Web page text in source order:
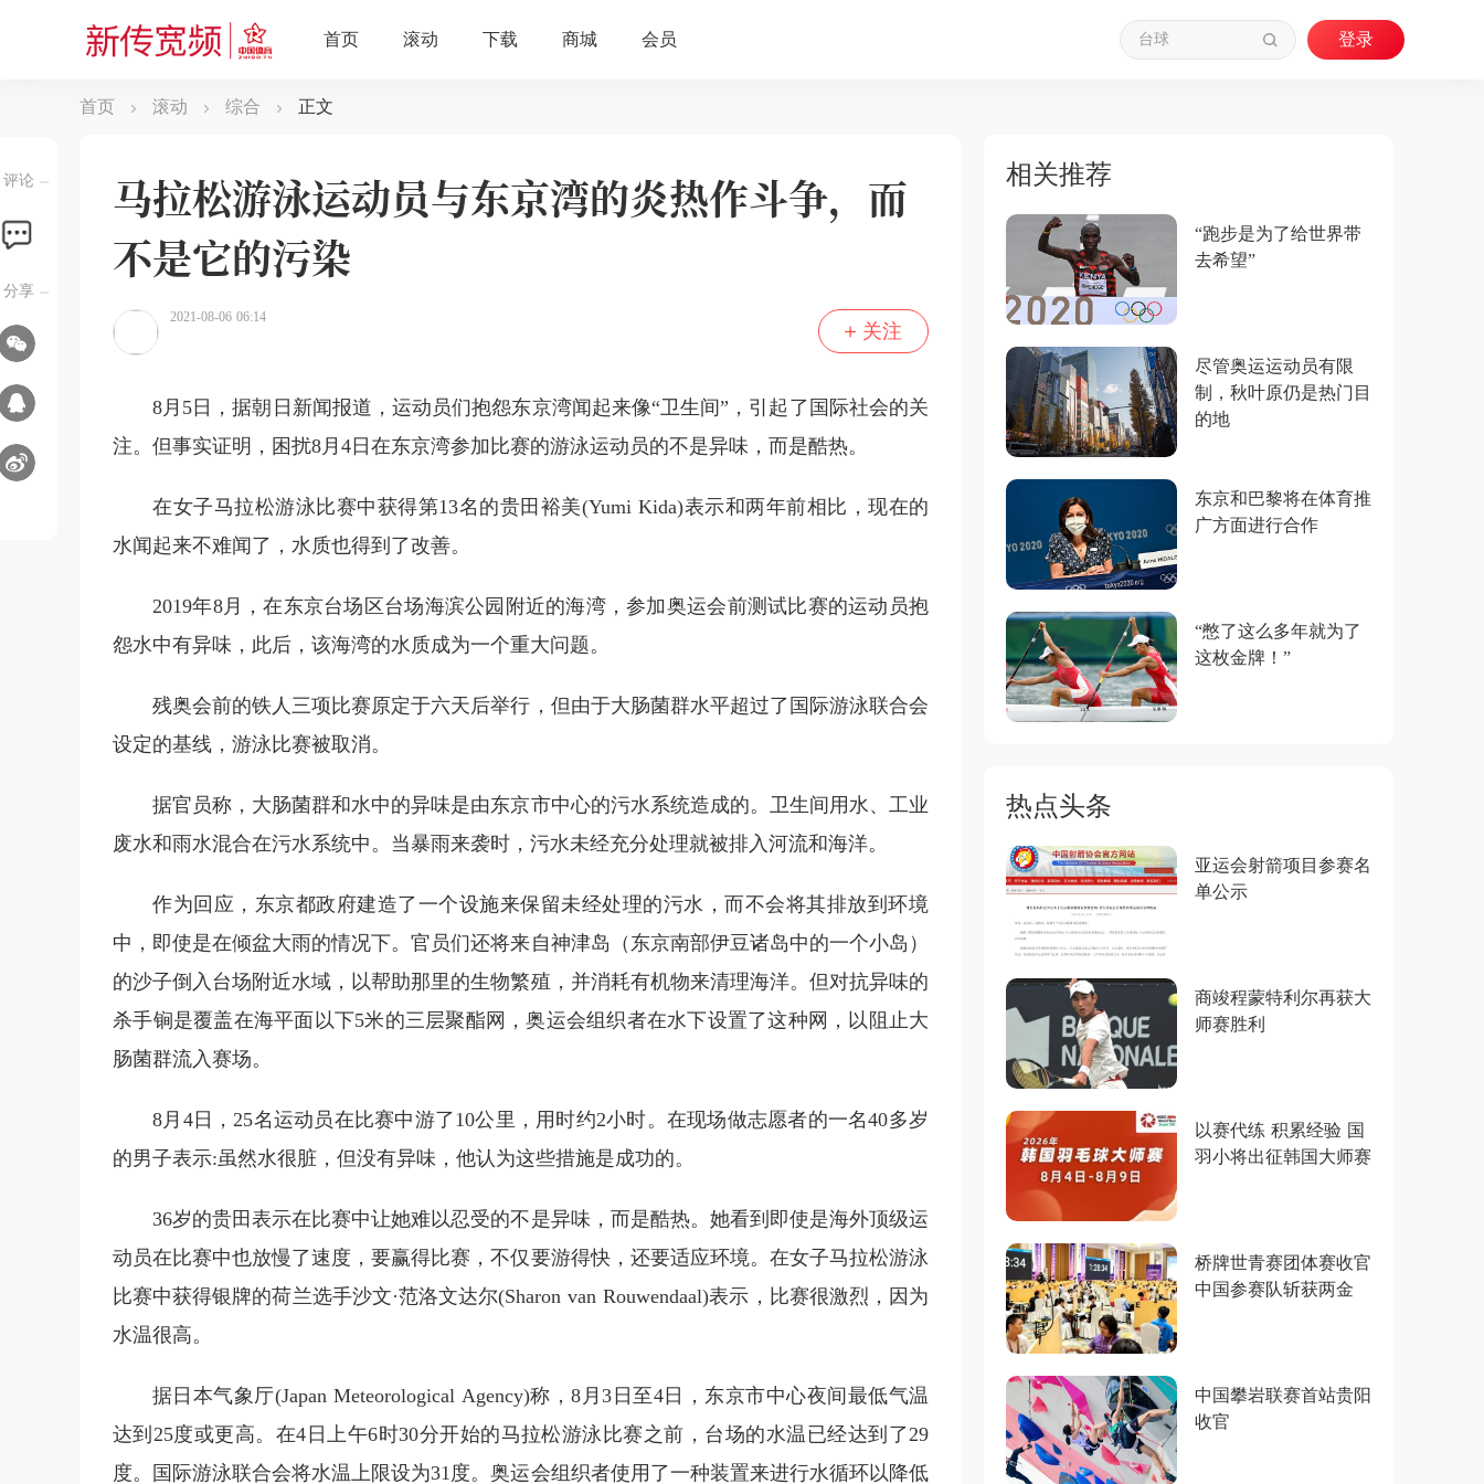
首页 滚动 综合 正文
评论
分享
马拉松游泳运动员与东京湾的炎热作斗争，而
不是它的污染
2021-08-06 06:14
关注
8月5日，据朝日新闻报道，运动员们抱怨东京湾闻起来像“卫生间”，引起了国际社会的关
注。但事实证明，困扰8月4日在东京湾参加比赛的游泳运动员的不是异味，而是酷热。
在女子马拉松游泳比赛中获得第13名的贵田裕美(Yumi Kida)表示和两年前相比，现在的
水闻起来不难闻了，水质也得到了改善。
2019年8月，在东京台场区台场海滨公园附近的海湾，参加奥运会前测试比赛的运动员抱
怨水中有异味，此后，该海湾的水质成为一个重大问题。
残奥会前的铁人三项比赛原定于六天后举行，但由于大肠菌群水平超过了国际游泳联合会
设定的基线，游泳比赛被取消。
据官员称，大肠菌群和水中的异味是由东京市中心的污水系统造成的。卫生间用水、工业
废水和雨水混合在污水系统中。当暴雨来袭时，污水未经充分处理就被排入河流和海洋。
作为回应，东京都政府建造了一个设施来保留未经处理的污水，而不会将其排放到环境
中，即使是在倾盆大雨的情况下。官员们还将来自神津岛（东京南部伊豆诸岛中的一个小岛）
的沙子倒入台场附近水域，以帮助那里的生物繁殖，并消耗有机物来清理海洋。但对抗异味的
杀手锏是覆盖在海平面以下5米的三层聚酯网，奥运会组织者在水下设置了这种网，以阻止大
肠菌群流入赛场。
8月4日，25名运动员在比赛中游了10公里，用时约2小时。在现场做志愿者的一名40多岁
的男子表示:虽然水很脏，但没有异味，他认为这些措施是成功的。
36岁的贵田表示在比赛中让她难以忍受的不是异味，而是酷热。她看到即使是海外顶级运
动员在比赛中也放慢了速度，要赢得比赛，不仅要游得快，还要适应环境。在女子马拉松游泳
比赛中获得银牌的荷兰选手沙文·范洛文达尔(Sharon van Rouwendaal)表示，比赛很激烈，因为
水温很高。
据日本气象厅(Japan Meteorological Agency)称，8月3日至4日，东京市中心夜间最低气温
达到25度或更高。在4日上午6时30分开始的马拉松游泳比赛之前，台场的水温已经达到了29
度。国际游泳联合会将水温上限设为31度。奥运会组织者使用了一种装置来进行水循环以降低
相关推荐
“跑步是为了给世界带
去希望”
尽管奥运运动员有限
制，秋叶原仍是热门目
的地
东京和巴黎将在体育推
广方面进行合作
“憋了这么多年就为了
这枚金牌！”
热点头条
亚运会射箭项目参赛名
单公示
商竣程蒙特利尔再获大
师赛胜利
以赛代练 积累经验 国
羽小将出征韩国大师赛
桥牌世青赛团体赛收官
中国参赛队斩获两金
中国攀岩联赛首站贵阳
收官